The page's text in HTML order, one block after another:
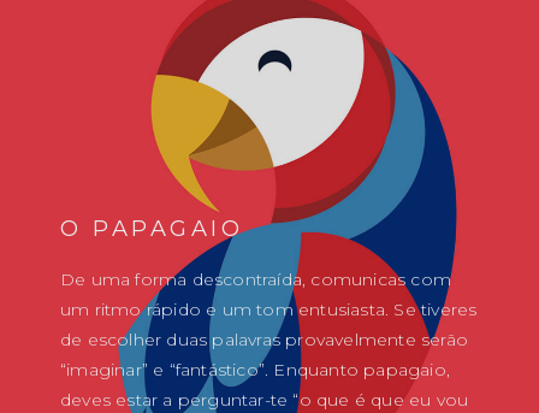
O PAPAGAIO
De uma forma descontraída, comunicas com
um ritmo rápido e um tom entusiasta. Se tiveres
de escolher duas palavras provavelmente serão
“imaginar” e “fantástico”. Enquanto papagaio,
deves estar a perguntar-te “o que é que eu vou